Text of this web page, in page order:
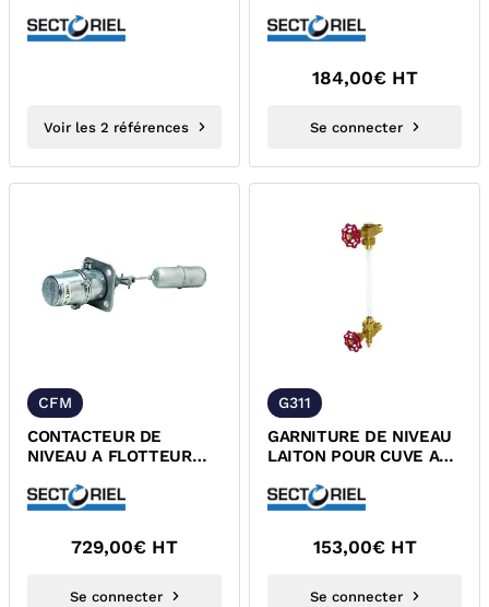
Voir les 2 références
LAITON
184,00€ HT
Se connecter
CFM
CONTACTEUR DE
NIVEAU A FLOTTEUR
729,00€ HT
Se connecter
G311
GARNITURE DE NIVEAU
LAITON POUR CUVE A
153,00€ HT
Se connecter